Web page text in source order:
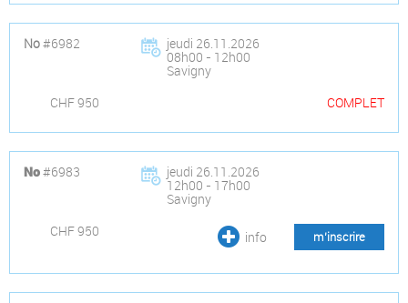
No#6982 jeudi 26.11.2026
08h00 - 12h00
Savigny
CHF 950
COMPLET
No#6983 jeudi 26.11.2026
12h00 - 17h00
Savigny
CHF 950
info m’inscrire